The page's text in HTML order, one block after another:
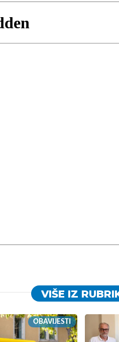
VIŠE IZ
OBAVIJESTI